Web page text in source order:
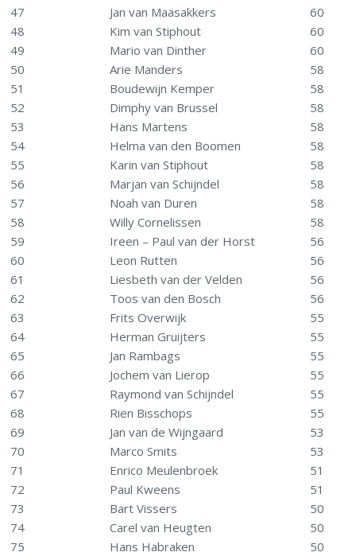
47
Jan van Maasakkers
60
48
Kim van Stiphout
60
49
Mario van Dinther
60
50
Arie Manders
58
51
Boudewijn Kemper
58
52
Dimphy van Brussel
58
53
Hans Martens
58
54
Helma van den Boomen
58
55
Karin van Stiphout
58
56
Marjan van Schijndel
58
57
Noah van Duren
58
58
Willy Cornelissen
58
59
Ireen – Paul van der Horst
56
60
Leon Rutten
56
61
Liesbeth van der Velden
56
62
Toos van den Bosch
56
63
Frits Overwijk
55
64
Herman Gruijters
55
65
Jan Rambags
55
66
Jochem van Lierop
55
67
Raymond van Schijndel
55
68
Rien Bisschops
55
69
Jan van de Wijngaard
53
70
Marco Smits
53
71
Enrico Meulenbroek
51
72
Paul Kweens
51
73
Bart Vissers
50
74
Carel van Heugten
50
75
Hans Habraken 50